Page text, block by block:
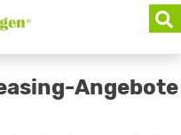
Angebote